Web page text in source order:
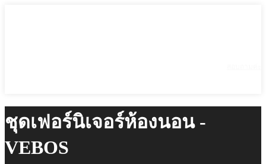
ชุดเฟอร์นิเจอร์ห้องนอน -
VEBOS